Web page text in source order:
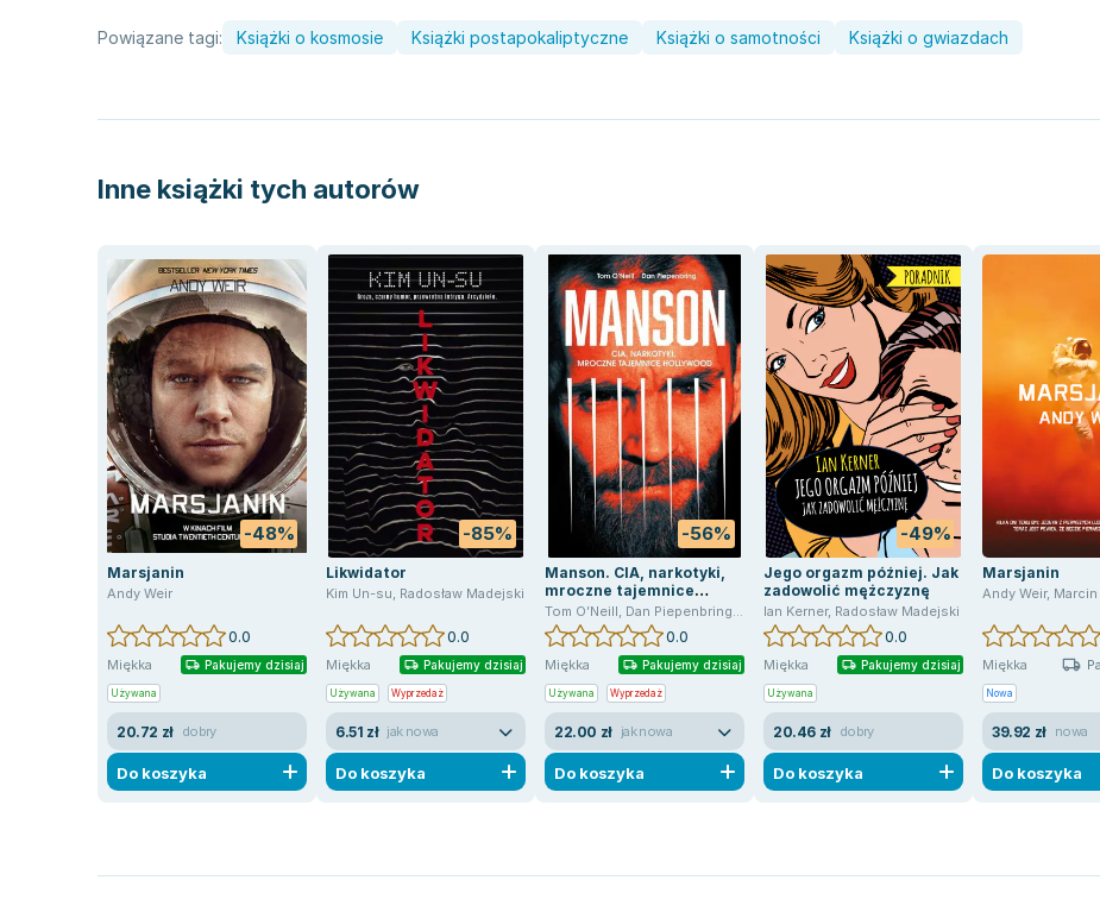
Powiązane tagi: Książki o kosmosie Książki postapokaliptyczne Książki o samotności Książki o gwiazdach
Inne książki tych autorów
-48%
Marsjanin
Andy Weir
0.0
Miękka Pakujemy dzisiaj
Używana
20.72 zł dobry
Do koszyka
-85%
Likwidator
Kim Un-su, Radosław Madejski
0.0
Miękka Pakujemy dzisiaj
Używana Wyprzedaż
6.51 zł jak nowa
Do koszyka
-56%
Manson. CIA, narkotyki,
mroczne tajemnice
Hollywood
Tom O’Neill, Dan Piepenbring,Radosław Madejski
0.0
Miękka Pakujemy dzisiaj
Używana Wyprzedaż
22.00 zł jak nowa
Do koszyka
-49%
Jego orgazm później. Jak
zadowolić mężczyznę
Ian Kerner, Radosław Madejski
0.0
Miękka Pakujemy dzisiaj
Używana
20.46 zł dobry
Do koszyka
Marsjanin
Andy Weir, Marcin
Miękka
Nowa
39.92 zł nowa
Do koszyka